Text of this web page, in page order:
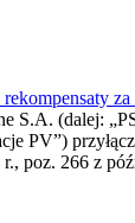
S.A. (dalej:
PV”)
poz. 266 z